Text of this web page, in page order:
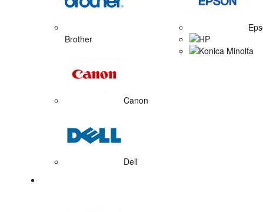
Brother
Canon
Dell
HP
Konica Minolta